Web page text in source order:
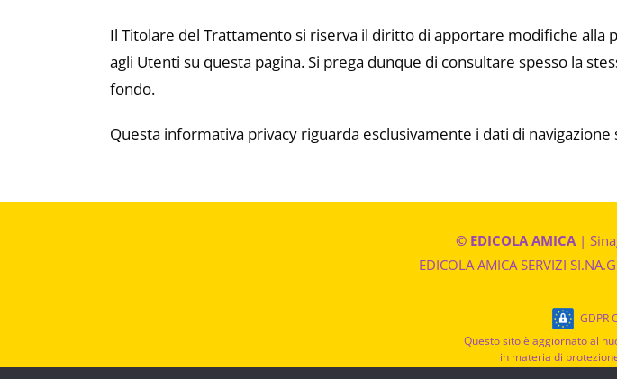
Il Titolare del Trattamento si riserva il diritto di apportare modifiche
agli Utenti su questa pagina. Si prega dunque di consultare spesso la
fondo.
Questa informativa privacy riguarda esclusivamente i dati di
© EDICOLA AMICA|
EDICOLA AMICA SERVIZI
GDPR
Questo sito è aggiornato al
in materia di